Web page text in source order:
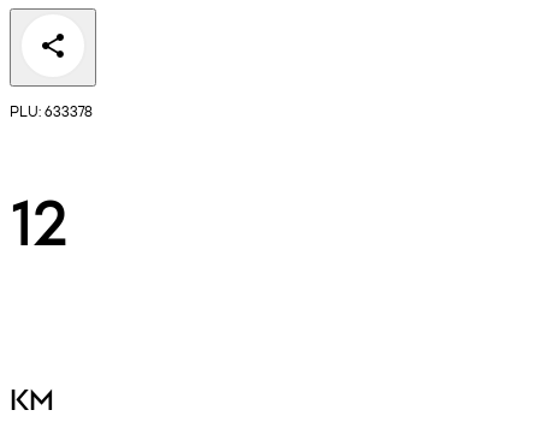
PLU: 633378
12
KM